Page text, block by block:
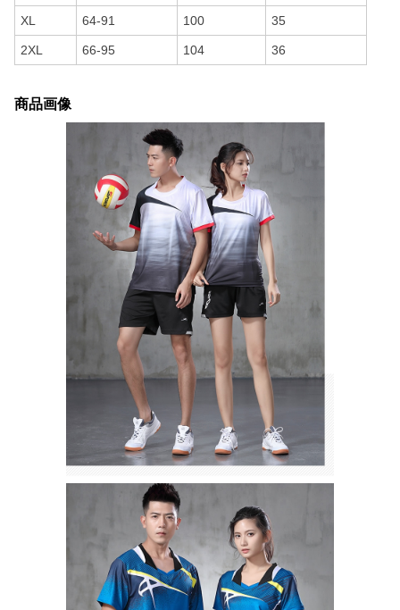
XL 64-91 100 35
2XL 66-95 104 36
商品画像